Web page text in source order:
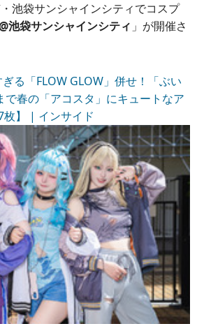
池袋サンシャインシティでコスプ
池袋サンシャインシティ 」が開催さ
ぎる「FLOW GLOW」併せ！「ぶい
で春の「アコスタ」にキュートなア
枚】 | インサイド